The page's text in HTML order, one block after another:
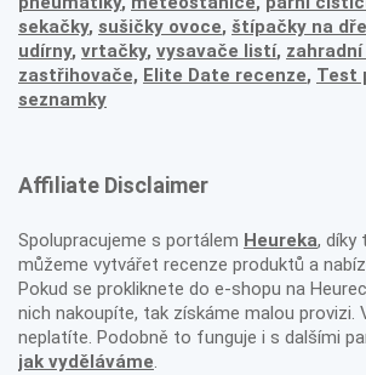
sekačky, sušičky ovoce, štípačky na
udírny, vrtačky, vysavače listí,
zastřihovače, Elite Date recenze, Test
seznamky
Affiliate Disclaimer
Spolupracujeme s portálem Heureka, díky
můžeme vytvářet recenze produktů a
Pokud se prokliknete do e-shopu na
nich nakoupíte, tak získáme malou provizi.
neplatíte. Podobně to funguje i s dalšími
jak vyděláváme.